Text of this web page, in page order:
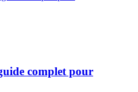
complet pour